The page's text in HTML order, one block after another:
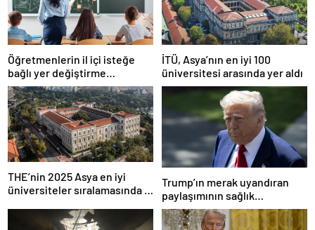
Öğretmenlerin il içi isteğe
bağlı yer değiştirme
başvuruları ne zaman?
İTÜ, Asya’nın en iyi 100
üniversitesi arasında yer aldı
THE’nin 2025 Asya en iyi
üniversiteler sıralamasında 4
Trump’ın merak uyandıran
paylaşımının sağlık
sistemiyle ilgili kararname
olduğu anlaşıldı